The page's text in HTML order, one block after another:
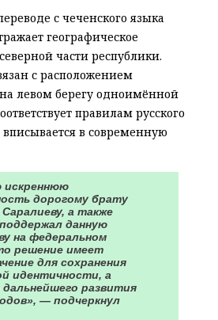
с чеченского языка
географическое
части республики.
с расположением
левом берегу одноимённой
правилам русского
в современную
дорогому брату
а также
данную
на федеральном
решение имеет
для сохранения
идентичности, а
развития
— подчеркнул